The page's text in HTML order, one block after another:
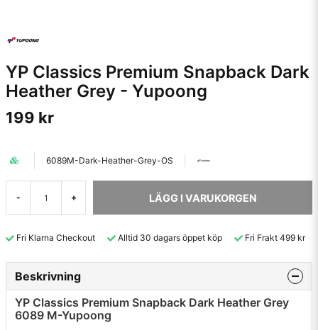
YP Classics Premium Snapback Dark
Heather Grey - Yupoong
199 kr
6089M-Dark-Heather-Grey-OS
- + LÄGG I VARUKORGEN
Fri Klarna Checkout Alltid 30 dagars öppet köp Fri Frakt 499 kr
Beskrivning
YP Classics Premium Snapback Dark Heather Grey
6089 M-Yupoong